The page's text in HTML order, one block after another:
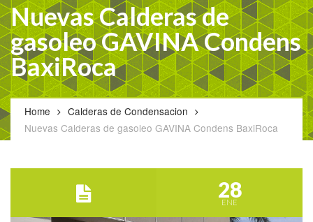
Nuevas Calderas de
gasoleo GAVINA Condens
BaxiRoca
Home
Calderas de Condensacion
Nuevas Calderas de gasoleo GAVINA Condens BaxiRoca
28
ENE